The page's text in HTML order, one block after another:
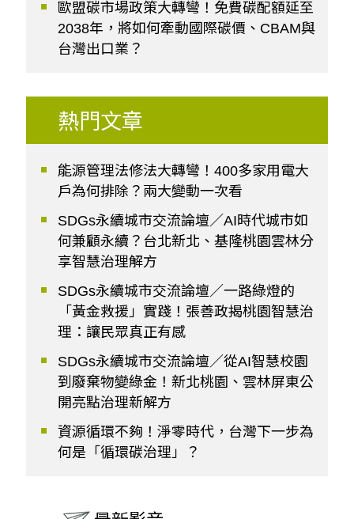
歐盟碳市場政策大轉彎！免費碳配額延至
2038年，將如何牽動國際碳價、CBAM與
台灣出口業？
熱門文章
能源管理法修法大轉彎！400多家用電大
戶為何排除？兩大變動一次看
SDGs永續城市交流論壇／AI時代城市如
何兼顧永續？台北新北、基隆桃園雲林分
享智慧治理解方
SDGs永續城市交流論壇／一路綠燈的
「黃金救援」實踐！張善政揭桃園智慧治
理：讓民眾真正有感
SDGs永續城市交流論壇／從AI智慧校園
到廢棄物變綠金！新北桃園、雲林屏東公
開亮點治理新解方
資源循環不夠！淨零時代，台灣下一步為
何是「循環碳治理」？